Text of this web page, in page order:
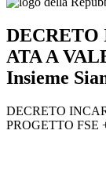
DECRETO
ATA A
Insieme
DECRETO
PROGETTO FSE